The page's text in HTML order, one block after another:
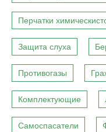
Перчатки
Защита слуха
Противогазы
Комплектующие
Самоспасатели